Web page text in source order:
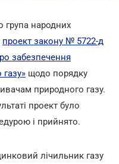
група народних
проект закону № 5722-д
забезпечення
щодо порядку
природного газу.
проект було
і прийнято.
лічильник газу